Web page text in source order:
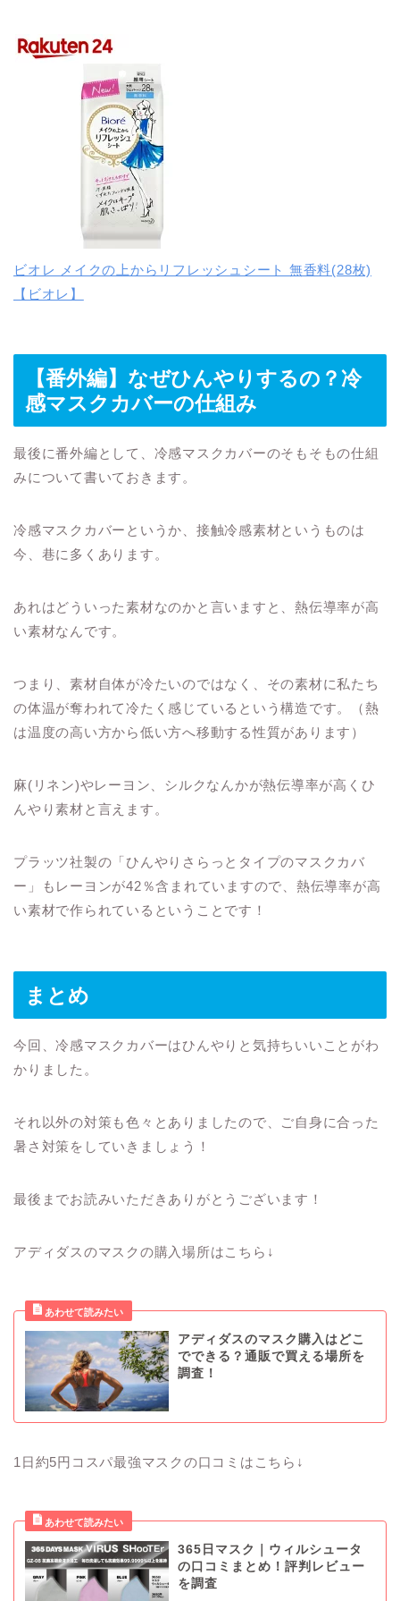
ビオレ メイクの上からリフレッシュシート 無香料(28枚)
【ビオレ】
【番外編】なぜひんやりするの？冷
感マスクカバーの仕組み
最後に番外編として、冷感マスクカバーのそもそもの仕組
みについて書いておきます。
冷感マスクカバーというか、接触冷感素材というものは
今、巷に多くあります。
あれはどういった素材なのかと言いますと、熱伝導率が高
い素材なんです。
つまり、素材自体が冷たいのではなく、その素材に私たち
の体温が奪われて冷たく感じているという構造です。（熱
は温度の高い方から低い方へ移動する性質があります）
麻(リネン)やレーヨン、シルクなんかが熱伝導率が高くひ
んやり素材と言えます。
プラッツ社製の「ひんやりさらっとタイプのマスクカバ
ー」もレーヨンが42％含まれていますので、熱伝導率が高
い素材で作られているということです！
まとめ
今回、冷感マスクカバーはひんやりと気持ちいいことがわ
かりました。
それ以外の対策も色々とありましたので、ご自身に合った
暑さ対策をしていきましょう！
最後までお読みいただきありがとうございます！
アディダスのマスクの購入場所はこちら↓
アディダスのマスク購入はどこ
でできる？通販で買える場所を
調査！
1日約5円コスパ最強マスクの口コミはこちら↓
365日マスク｜ウィルシュータ
の口コミまとめ！評判レビュー
を調査